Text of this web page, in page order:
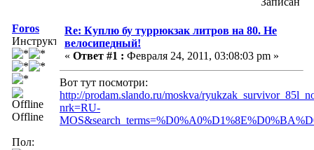
Foros
Инструктор
Offline
Пол:
Re: Куплю бу туррюкзак литров на 80. Не
велосипедный!
« Ответ #1 : Февраля 24, 2011, 03:08:03 pm »
Вот тут посмотри:
http://prodam.slando.ru/moskva/
nrk=RU-